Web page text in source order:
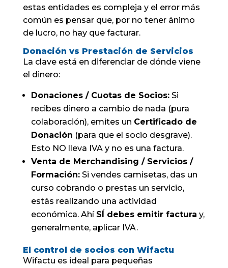
estas entidades es compleja y el error más
común es pensar que, por no tener ánimo
de lucro, no hay que facturar.
Donación vs Prestación de Servicios
La clave está en diferenciar de dónde viene
el dinero:
Donaciones / Cuotas de Socios:Si
recibes dinero a cambio de nada (pura
colaboración), emites un Certificado de
Donación (para que el socio desgrave).
Esto NO lleva IVA y no es una factura.
Venta de Merchandising / Servicios /
Formación:Si vendes camisetas, das un
curso cobrando o prestas un servicio,
estás realizando una actividad
económica. Ahí SÍ debes emitir factura y,
generalmente, aplicar IVA.
El control de socios con Wifactu
Wifactu es ideal para pequeñas